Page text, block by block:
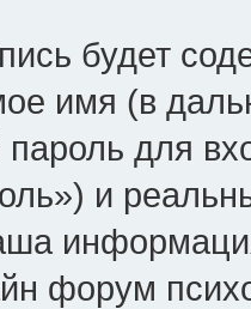
будет
имя (в
для
и
форум